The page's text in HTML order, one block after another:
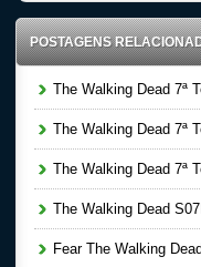
POSTAGENS
The Walking Dead 7ª Temporada –
The Walking Dead 7ª
The Walking Dead 7ª Temporada
The Walking Dead
Fear The Walking Dead 1ª a 2ª